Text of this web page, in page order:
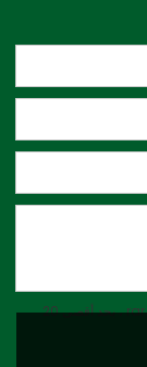
يدعم فقط .rar / .zip / .jpg / .png / .gif / .doc / .xls / .pdf ، بحد أقصى 20